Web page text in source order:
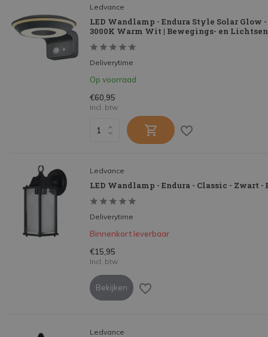
Ledvance
LED Wandlamp - Endura Style Solar Glow
3000K Warm Wit | Bewegings- en
Deliverytime
Op voorraad
€60,95
Incl. btw
Ledvance
LED Wandlamp - Endura - Classic - Zwart -
Deliverytime
Binnenkort leverbaar
€15,95
Incl. btw
Bekijken
Ledvance